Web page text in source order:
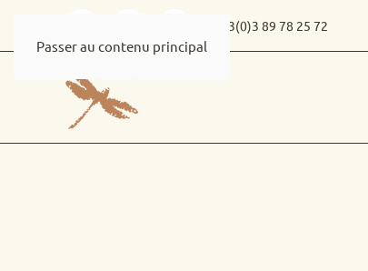
Passer au contenu principal
+33(0)3 89 78 25 72